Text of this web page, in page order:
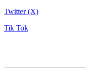
Twitter (X)
Tik Tok